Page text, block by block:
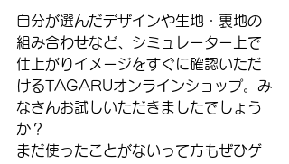
自分が選んだデザインや生地・裏地の
組み合わせなど、シミュレーター上で
仕上がりイメージをすぐに確認いただ
けるTAGARUオンラインショップ。み
なさんお試しいただきましたでしょう
か？
まだ使ったことがないって方もぜひゲ